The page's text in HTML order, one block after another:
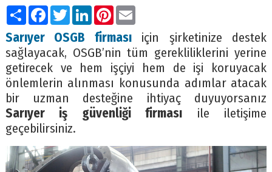
PaylaşFacebook
TwitterLinkedIn
Pinterest
Email
Sarıyer OSGB firmasıiçin şirketinize destek
sağlayacak, OSGB’nin tüm gerekliliklerini yerine
getirecek ve hem işçiyi hem de işi koruyacak
önlemlerin alınması konusunda adımlar atacak
bir uzman desteğine ihtiyaç duyuyorsanız
Sarıyer iş güvenliği firması ile iletişime
geçebilirsiniz.